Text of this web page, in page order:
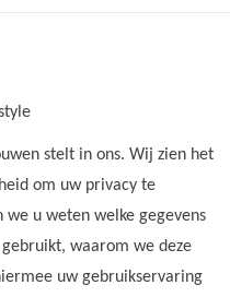
stelt in ons. Wij zien het
om uw privacy te
we u weten welke gegevens
waarom we deze
uw gebruikservaring